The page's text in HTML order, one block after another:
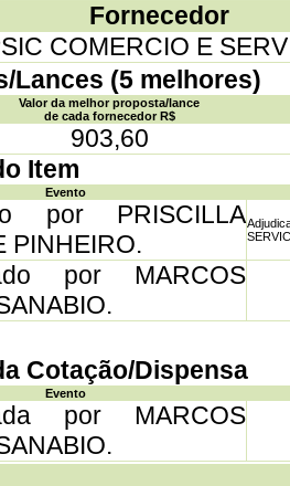
Fornecedor
COMERCIO E
Lances (5 melhores)
Valor da melhor proposta/lance
de cada fornecedor R$
903,60
Item
Evento
por PRISCILLA
PINHEIRO.
por MARCOS
Cotação/Dispensa
Evento
por MARCOS